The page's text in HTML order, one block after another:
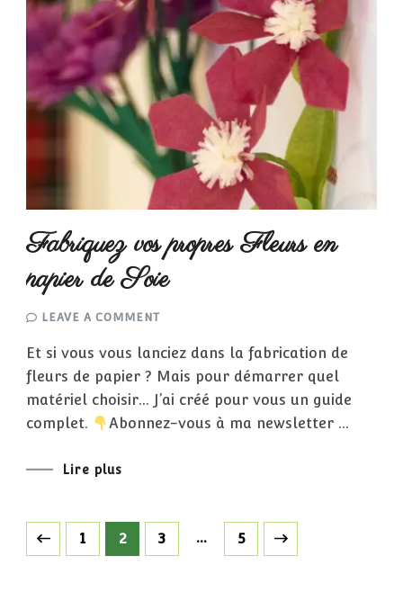
Fabriquez vos propres Fleurs en
papier de Soie
LEAVE A COMMENT
PROPRES
FLEURS
EN
PAPIER
DE
SOIE
Et si vous vous lanciez dans la fabrication de
fleurs de papier ? Mais pour démarrer quel
matériel choisir… J’ai créé pour vous un guide
complet.
Abonnez-vous à ma newsletter …
Lire plus
Pagination
Page
1 Page
2 Page
3 … Page
5